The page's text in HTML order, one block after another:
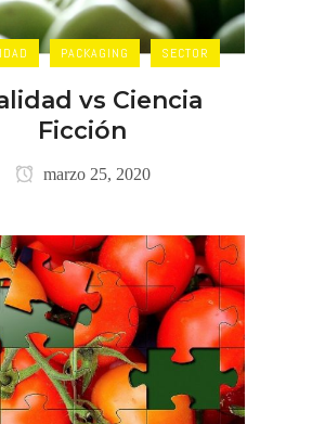
PACKAGING SECTOR
vs Ciencia
Ficción
marzo 25, 2020